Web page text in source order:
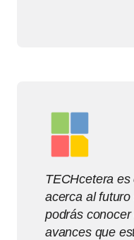
TECHcetera
acerca al
podrás
avances que